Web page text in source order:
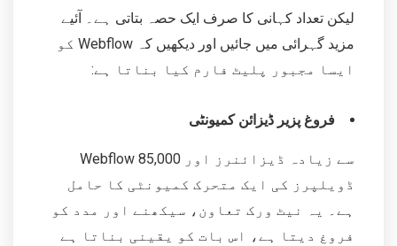
لیکن تعداد کہانی کا صرف ایک حصہ بتاتی ہے۔ آئیے
مزید گہرائی میں جائیں اور دیکھیں کہ Webflow کو
ایسا مجبور پلیٹ فارم کیا بناتا ہے:
فروغ پزیر ڈیزائن کمیونٹی
Webflow 85,000 سے زیادہ ڈیزائنرز اور
ڈویلپرز کی ایک متحرک کمیونٹی کا حامل
ہے۔ یہ نیٹ ورک تعاون، سیکھنے اور مدد کو
فروغ دیتا ہے، اس بات کو یقینی بناتا ہے